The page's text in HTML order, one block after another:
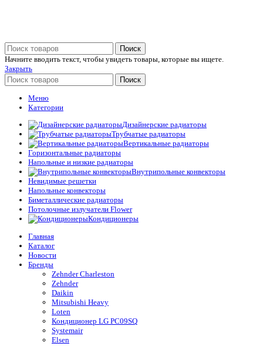
Поиск
Начните вводить текст, чтобы увидеть товары, которые вы ищете.
Закрыть
Поиск
Меню
Категории
Дизайнерские радиаторы
Трубчатые радиаторы
Вертикальные радиаторы
Горизонтальные радиаторы
Напольные и низкие радиаторы
Внутрипольные конвекторы
Невидимые решетки
Напольные конвекторы
Биметаллические радиаторы
Потолочные излучатели Flower
Кондиционеры
Главная
Каталог
Новости
Бренды
Zehnder Charleston
Zehnder
Daikin
Mitsubishi Heavy
Loten
Кондиционер LG PC09SQ
Systemair
Elsen